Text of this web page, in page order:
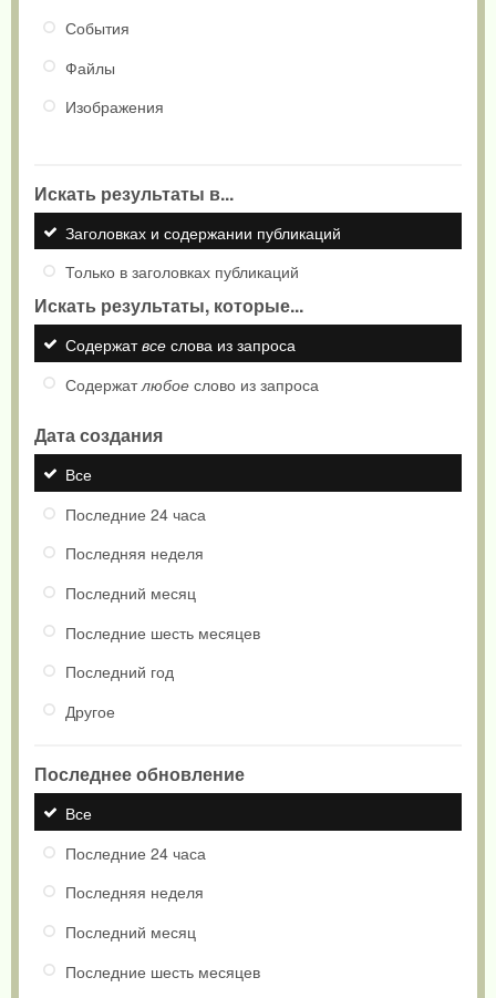
События
Файлы
Изображения
Искать результаты в...
Заголовках и содержании публикаций
Только в заголовках публикаций
Искать результаты, которые...
Содержатвсе слова из запроса
Содержатлюбое слово из запроса
Дата создания
Все
Последние 24 часа
Последняя неделя
Последний месяц
Последние шесть месяцев
Последний год
Другое
Последнее обновление
Все
Последние 24 часа
Последняя неделя
Последний месяц
Последние шесть месяцев